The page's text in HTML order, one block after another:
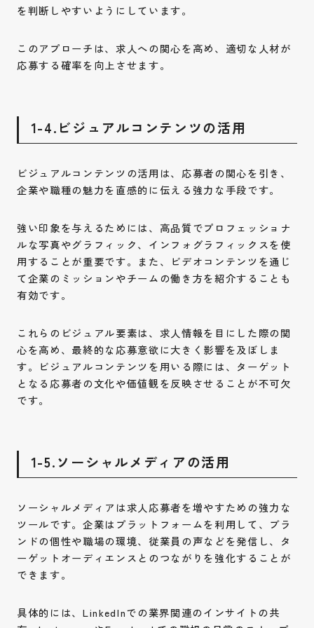
を判断しやすいようにしています。
このアプローチは、求人への関心を高め、適切な人材が
応募する確率を向上させます。
1-4.ビジュアルコンテンツの活用
ビジュアルコンテンツの活用は、応募者の関心を引き、
企業や職種の魅力を直感的に伝える強力な手段です。
強い印象を与えるためには、高品質でプロフェッショナ
ルな写真やグラフィック、インフォグラフィックスを使
用することが重要です。また、ビデオコンテンツを通じ
て企業のミッションやチームの働き方を紹介することも
有効です。
これらのビジュアル要素は、求人情報を目にした際の関
心を高め、最終的な応募意欲に大きく影響を及ぼしま
す。ビジュアルコンテンツを用いる際には、ターゲット
となる応募者の文化や価値観を反映させることが不可欠
です。
1-5.ソーシャルメディアの活用
ソーシャルメディアは求人応募者を増やすための強力な
ツールです。企業はプラットフォームを利用して、ブラ
ンドの個性や職場の環境、従業員の声などを発信し、タ
ーゲットオーディエンスとのつながりを強化することが
できます。
具体的には、LinkedInでの業界関連のインサイトの共